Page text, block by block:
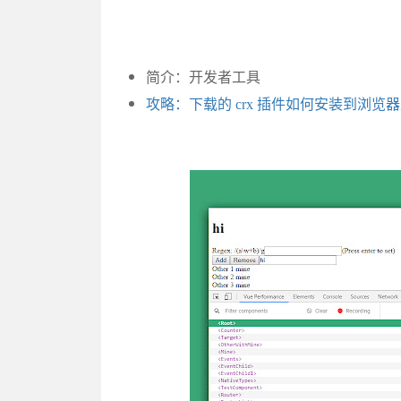
简介：开发者工具
攻略：下载的 crx 插件如何安装到浏览